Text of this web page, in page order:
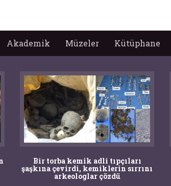
Akademik Müzeler Kütüphane
Bir torba kemik adli tıpçıları
şaşkına çevirdi, kemiklerin sırrını
arkeologlar çözdü